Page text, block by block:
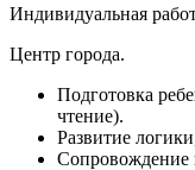
Индивидуальная
Центр города.
Подготовка
чтение).
Развитие
Сопровождение